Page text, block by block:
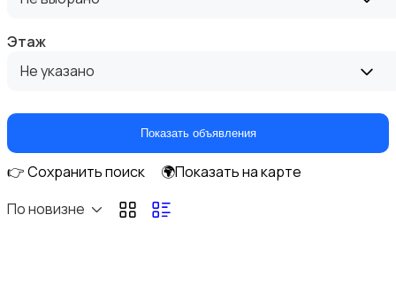
Этаж
Не указано
Показать объявления
👉 Сохранить поиск
🌍Показать на карте
По новизне